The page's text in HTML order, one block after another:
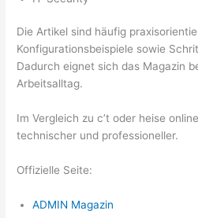
Die Artikel sind häufig
Konfigurationsbeispiele sowie
Dadurch eignet sich das Magazin
Arbeitsalltag.
Im Vergleich zu c’t oder heise
technischer und professioneller.
Offizielle Seite:
ADMIN Magazin